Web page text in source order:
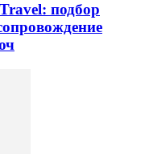
подбор